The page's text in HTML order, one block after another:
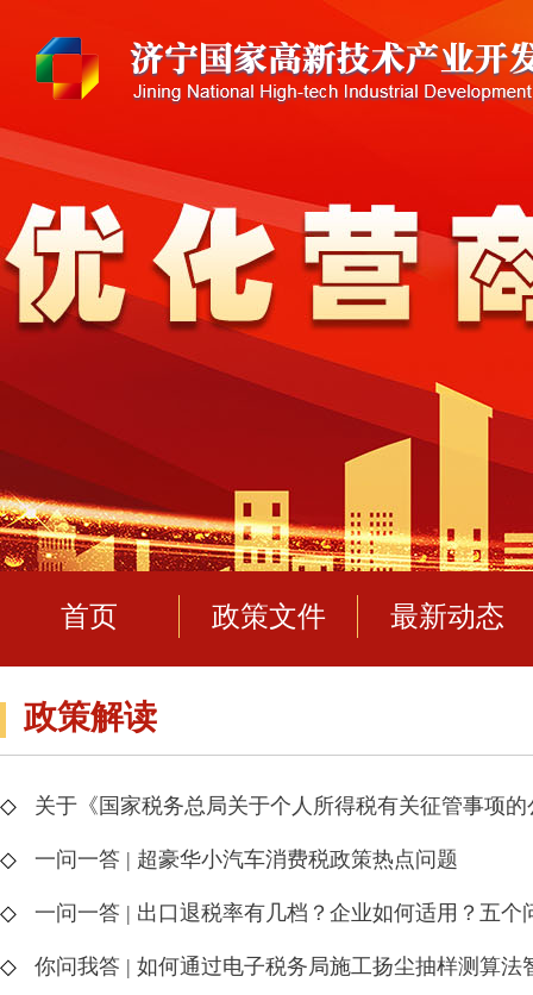
首页 政策文件 最新动态
政策解读
◇ 关于《国家税务总局关于个人所得税有关征管事项
◇ 一问一答 | 超豪华小汽车消费税政策热点问题
◇ 一问一答 | 出口退税率有几档？企业如何适用？五个
◇ 你问我答 | 如何通过电子税务局施工扬尘抽样测算法